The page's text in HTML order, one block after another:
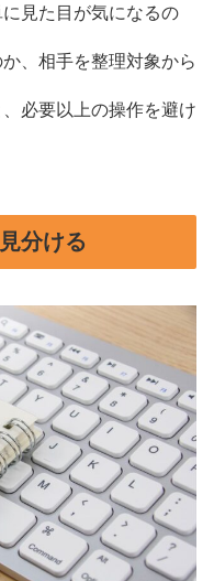
見た目が気になるの
、相手を整理対象から
必要以上の操作を避け
分ける